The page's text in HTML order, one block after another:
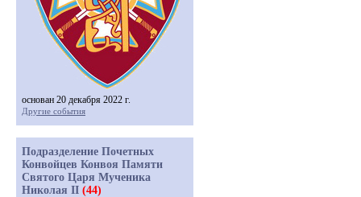
основан 20 декабря 2022 г.
Другие события
Подразделение Почетных
Конвойцев Конвоя Памяти
Святого Царя Мученика
Николая II (44)